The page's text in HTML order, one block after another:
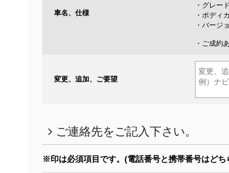
車名、仕様
・グレ
・ボディ
・バージ
・ご成約
変更、追加、ご要望
ご連絡先をご記入下さい。
※印は必須項目です。 (電話番号と携帯番号はどち